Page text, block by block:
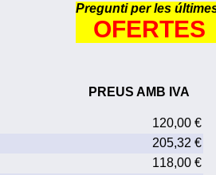
PREUS AMB IVA
120,00 €
205,32 €
118,00 €
Pregunti per les
OFERTES